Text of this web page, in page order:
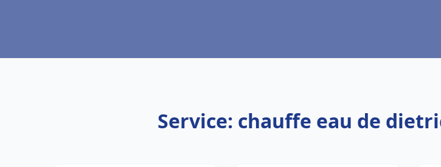
Service: chauffe eau de